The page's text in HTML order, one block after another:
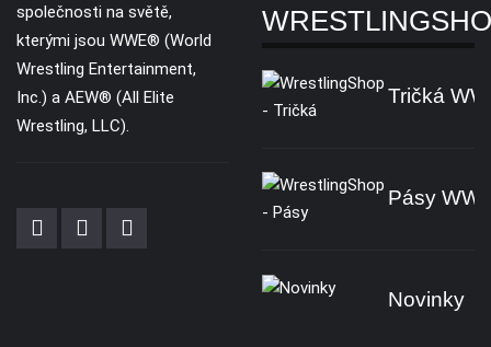
společnosti na světě,
kterými jsou WWE® (World
Wrestling Entertainment,
Inc.) a AEW® (All Elite
Wrestling, LLC).
Tričká
Pásy
Novinky